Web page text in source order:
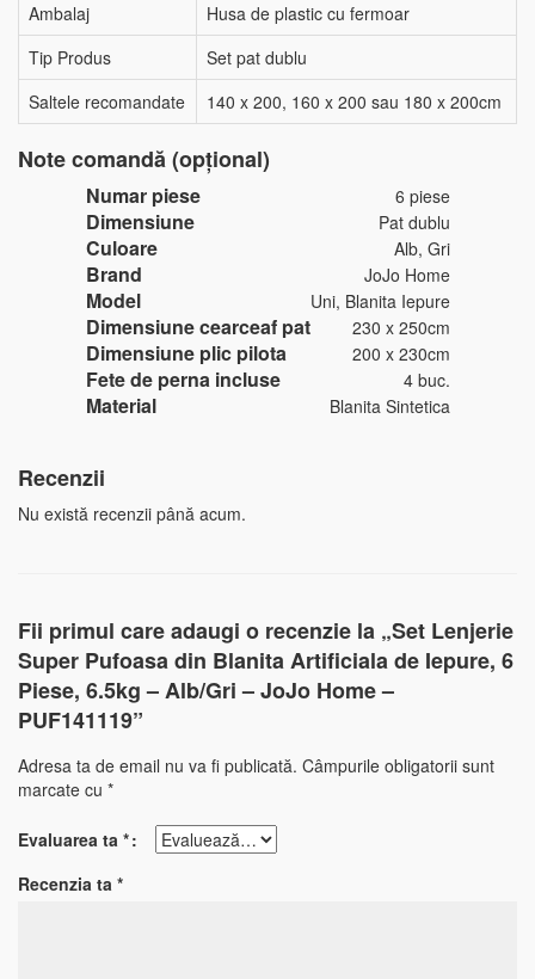
Ambalaj
Husa de plastic cu fermoar
Tip Produs
Set pat dublu
Saltele recomandate
140 x 200, 160 x 200 sau 180 x 200cm
Note comandă (opțional)
Numar piese 6 piese
Dimensiune Pat dublu
Culoare Alb, Gri
Brand JoJo Home
Model Uni, Blanita Iepure
Dimensiune cearceaf pat 230 x 250cm
Dimensiune plic pilota 200 x 230cm
Fete de perna incluse 4 buc.
Material Blanita Sintetica
Recenzii
Nu există recenzii până acum.
Fii primul care adaugi o recenzie la „Set Lenjerie
Super Pufoasa din Blanita Artificiala de Iepure, 6
Piese, 6.5kg – Alb/Gri – JoJo Home –
PUF141119”
Adresa ta de email nu va fi publicată. Câmpurile obligatorii sunt
marcate cu *
Evaluarea ta *
Recenzia ta *